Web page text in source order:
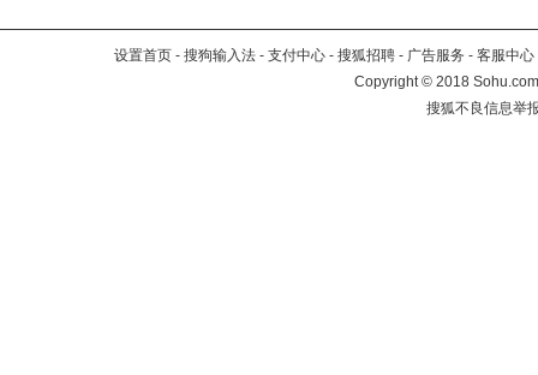
设置首页 - 搜狗输入法 - 支付中心 - 搜狐招聘 - 广告服务 - 客服中心
Copyright©2018
搜狐不良信息举